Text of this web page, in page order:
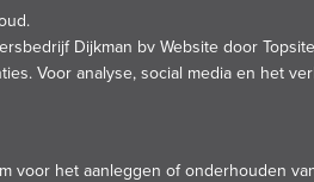
Dijkman bv Website door
Voor analyse, social media en het
voor het aanleggen of onderhouden